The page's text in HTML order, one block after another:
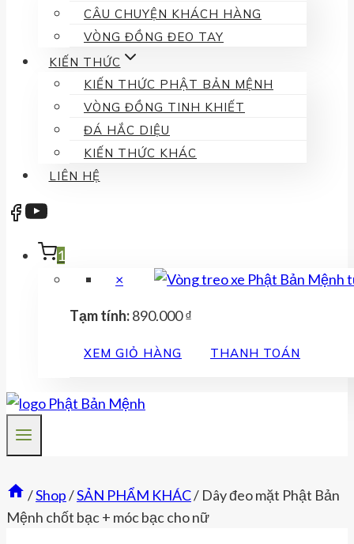
CÂU CHUYỆN KHÁCH HÀNG
VÒNG ĐỒNG ĐEO TAY
KIẾN THỨC
KIẾN THỨC PHẬT BẢN MỆNH
VÒNG ĐỒNG TINH KHIẾT
ĐÁ HẮC DIỆU
KIẾN THỨC KHÁC
LIÊN HỆ
1
×
Tạm tính:890.000₫
XEM GIỎ HÀNG THANH TOÁN
/Shop/SẢN PHẨM KHÁC/ Dây đeo mặt Phật Bản
Mệnh chốt bạc + móc bạc cho nữ